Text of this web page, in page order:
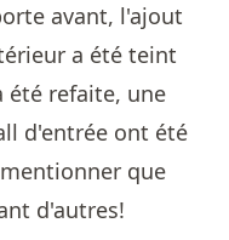
avant, l'ajout
a été teint
été refaite, une
d'entrée ont été
que
d'autres!